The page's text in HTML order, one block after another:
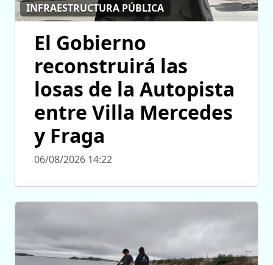
INFRAESTRUCTURA PÚBLICA
El Gobierno
reconstruirá las
losas de la Autopista
entre Villa Mercedes
y Fraga
06/08/2026 14:22